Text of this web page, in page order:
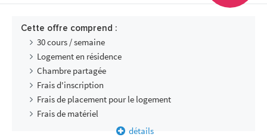
Cette offre comprend :
30 cours / semaine
Logement en résidence
Chambre partagée
Frais d'inscription
Frais de placement pour le logement
Frais de matériel
détails